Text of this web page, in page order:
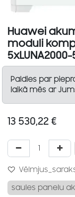
Huawei
moduli
Paldies par
laikā mēs ar
13 530,22 €
saules panelu